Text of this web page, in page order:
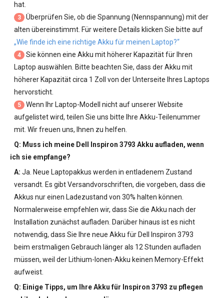
hat.
3
Überprüfen Sie, ob die Spannung (Nennspannung) mit der
alten übereinstimmt. Für weitere Details klicken Sie bitte auf
„Wie finde ich eine richtige Akku für meinen Laptop?“
4
Sie können eine Akku mit höherer Kapazität für Ihren
Laptop auswählen. Bitte beachten Sie, dass der Akku mit
höherer Kapazität circa 1 Zoll von der Unterseite Ihres Laptops
hervorsticht.
5
Wenn Ihr Laptop-Modell nicht auf unserer Website
aufgelistet wird, teilen Sie uns bitte Ihre Akku-Teilenummer
mit. Wir freuen uns, Ihnen zu helfen.
Q: Muss ich meine Dell Inspiron 3793 Akku aufladen, wenn
ich sie empfange?
A: Ja. Neue Laptopakkus werden in entladenem Zustand
versandt. Es gibt Versandvorschriften, die vorgeben, dass die
Akkus nur einen Ladezustand von 30% halten können.
Normalerweise empfehlen wir, dass Sie die Akku nach der
Installation zunächst aufladen. Darüber hinaus ist es nicht
notwendig, dass Sie Ihre neue Akku für Dell Inspiron 3793
beim erstmaligen Gebrauch länger als 12 Stunden aufladen
müssen, weil der Lithium-Ionen-Akku keinen Memory-Effekt
aufweist.
Q: Einige Tipps, um IhreAkku für Inspiron 3793 zu pflegen